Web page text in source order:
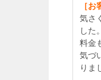
［お
気さ
した。
料金
気づ
りま